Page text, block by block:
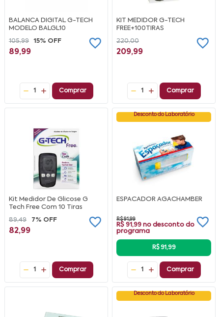
BALANCA DIGITAL G-TECH
MODELO BALGL10
105,99
15% OFF
89,99
1 Comprar
KIT MEDIDOR G-TECH
FREE+100TIRAS
220,00
209,99
1 Comprar
Kit Medidor De Glicose G
Tech Free Com 10 Tiras
89,49
7% OFF
82,99
1 Comprar
Desconto do Laboratório
ESPACADOR AGACHAMBER
R$ 91,99
R$ 91,99 no desconto do
programa
R$ 91,99
1 Comprar
Desconto do Laboratório